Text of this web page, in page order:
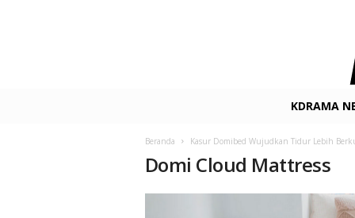
KDRAMA
Beranda Kasur Domibed Wujudkan Tidur Lebih
Domi Cloud Mattress